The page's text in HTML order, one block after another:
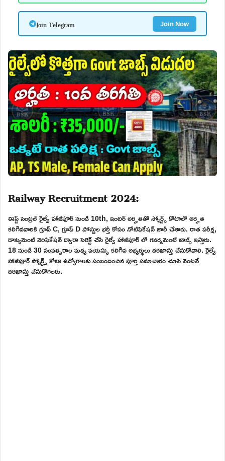
Join Telegram Join Now
Railway Recruitment 2024:
ఈస్ట్ సెంట్రల్ రైల్వే హాజీపూర్ నుండి 10th, ఇంటర్ అర్హతతో స్పోర్ట్స్ కోటాలో అర్హత
కలిగినవారికి గ్రూప్ C, గ్రూప్ D పోస్టుల భర్తీ కోసం నోటిఫికేషన్ జారీ చేశారు. రాత పరీక్ష,
డాక్యుమెంట్ వెరిఫికేషన్ ద్వారా సెలెక్ట్ చేసి రైల్వే హాజీపూర్ లో గవర్నమెంట్ జాబ్స్ ఇస్తారు.
18 నుండి 30 సంవత్సరాల మధ్య వయస్సు కలిగిన అభ్యర్థులు దరఖాస్తు చేసుకోవాలి. రైల్వే
హాజీపూర్ స్పోర్ట్స్ కోటా ఉద్యోగాలకు సంబందించిన పూర్తి సమాచారం చూసి వెంటనే
దరఖాస్తు చేసుకోగలరు.